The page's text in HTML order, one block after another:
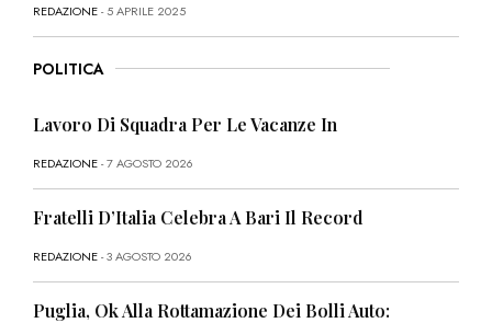
REDAZIONE- 5 APRILE 2025
POLITICA
Lavoro Di Squadra Per Le Vacanze In
REDAZIONE- 7 AGOSTO 2026
Fratelli D’Italia Celebra A Bari Il Record
REDAZIONE- 3 AGOSTO 2026
Puglia, Ok Alla Rottamazione Dei Bolli Auto: